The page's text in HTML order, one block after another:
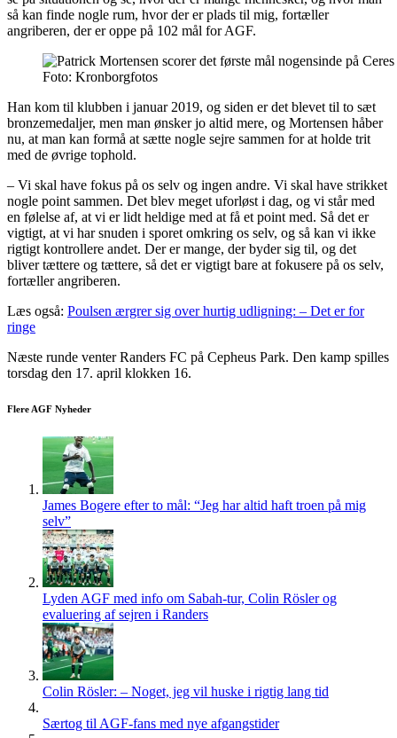
så kan finde nogle rum, hvor der er plads til mig, fortæller
angriberen, der er oppe på 102 mål for AGF.
Foto: Kronborgfotos
Han kom til klubben i januar 2019, og siden er det blevet til to sæt
bronzemedaljer, men man ønsker jo altid mere, og Mortensen håber
nu, at man kan formå at sætte nogle sejre sammen for at holde trit
med de øvrige tophold.
– Vi skal have fokus på os selv og ingen andre. Vi skal have strikket
nogle point sammen. Det blev meget uforløst i dag, og vi står med
en følelse af, at vi er lidt heldige med at få et point med. Så det er
vigtigt, at vi har snuden i sporet omkring os selv, og så kan vi ikke
rigtigt kontrollere andet. Der er mange, der byder sig til, og det
bliver tættere og tættere, så det er vigtigt bare at fokusere på os selv,
fortæller angriberen.
Læs også: Poulsen ærgrer sig over hurtig udligning: – Det er for
ringe
Næste runde venter Randers FC på Cepheus Park. Den kamp spilles
torsdag den 17. april klokken 16.
Flere AGF Nyheder
James Bogere efter to mål: “Jeg har altid haft troen på mig
selv”
Lyden AGF med info om Sabah-tur, Colin Rösler og
evaluering af sejren i Randers
Colin Rösler: – Noget, jeg vil huske i rigtig lang tid
Særtog til AGF-fans med nye afgangstider